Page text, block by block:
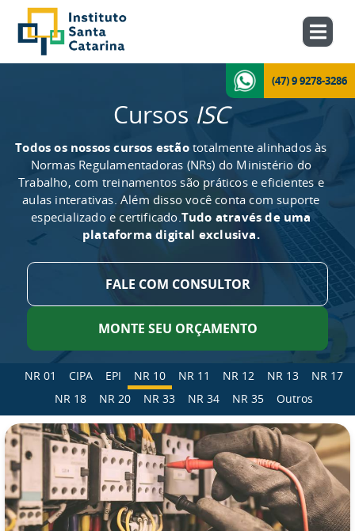
(47) 9 9278-3286
Cursos ISC
Todos os nossos cursos estãototalmente alinhados às
Normas Regulamentadoras (NRs) do Ministério do
Trabalho, com treinamentos são práticos e eficientes e
aulas interativas. Além disso você conta com suporte
especializado e certificado.Tudo através de uma
plataforma digital exclusiva.
FALE COM CONSULTOR
MONTE SEU ORÇAMENTO
NR 01 CIPA EPI NR 10 NR 11 NR 12 NR 13
NR 17
NR 18
NR 20 NR 33 NR 34 NR 35 Outros